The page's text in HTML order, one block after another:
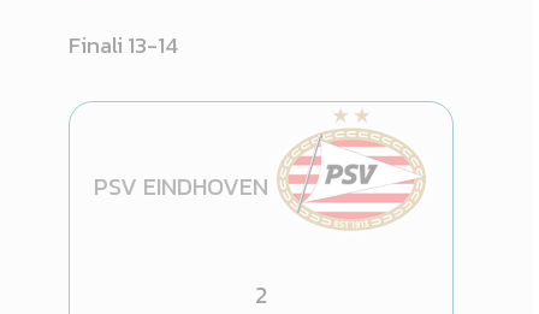
Finali 13-14
PSV EINDHOVEN
2